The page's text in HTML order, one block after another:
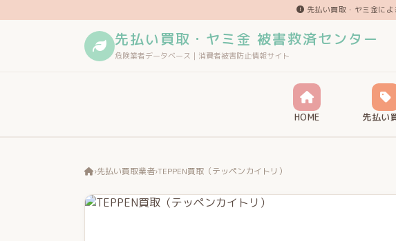
先払い買取・ヤミ金に
先払い買取・ヤミ金 被害救済センター
危険業者データベース｜消費者被害防止情報サイト
HOME 先払い
›先払い買取業者›TEPPEN買取（テッペンカイトリ）